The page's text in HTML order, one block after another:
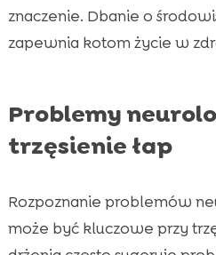
znaczenie. Dbanie o
zapewnia kotom życie w
Problemy
trzęsienie łap
Rozpoznanie problemów
może być kluczowe przy